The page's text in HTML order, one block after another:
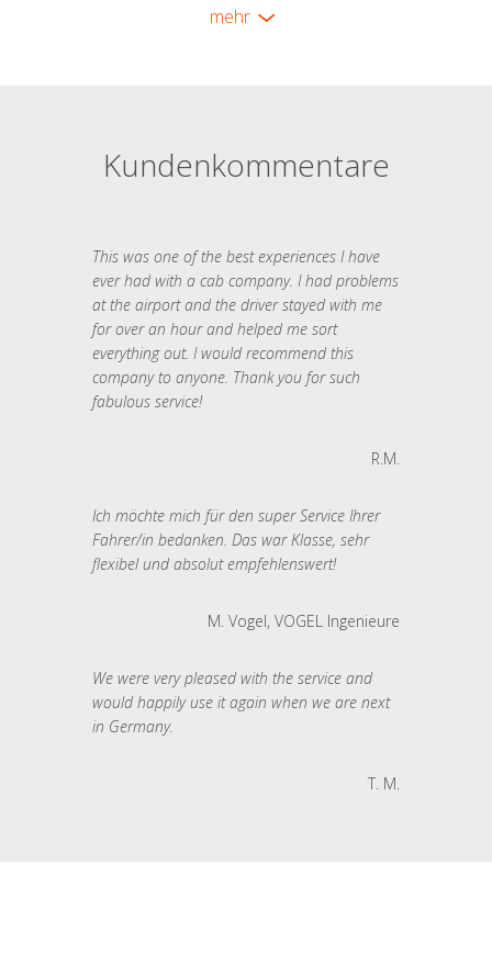
mehr
Kundenkommentare
This was one of the best experiences I have
ever had with a cab company. I had problems
at the airport and the driver stayed with me
for over an hour and helped me sort
everything out. I would recommend this
company to anyone. Thank you for such
fabulous service!
R.M.
Ich möchte mich für den super Service Ihrer
Fahrer/in bedanken. Das war Klasse, sehr
flexibel und absolut empfehlenswert!
M. Vogel, VOGEL Ingenieure
We were very pleased with the service and
would happily use it again when we are next
in Germany.
T. M.